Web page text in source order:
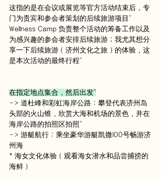
这指的是在会议或展览等官方活动结束后，专
门为贵宾和参会者策划的后续旅游项目。
Wellness Camp 负责整个活动的筹备工作以及
为感兴趣的参会者安排后续旅游；我尤其想分
享一下后续旅游（济州文化之旅）的体验，这
是本次活动的最终行程。
在指定地点集合，然后出发。
-> 道杜峰和彩虹海岸公路：攀登代表济州岛
头部的火山锥，欣赏大海和机场的景色，并在
海岸公路的拍照区拍照。
-> 游艇航行：乘坐豪华游艇凯撒100号畅游济
州海
* 海女文化体验（观看海女潜水和品尝捕捞的
海鲜）